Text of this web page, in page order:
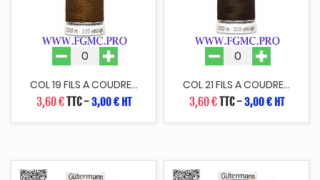
COL 19 FILS A COUDRE...
3,60 €TTC-3,00 € HT
COL 21 FILS A COUDRE...
3,60 €TTC-3,00 € HT